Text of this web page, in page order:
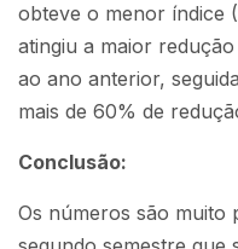
obteve o menor índice
atingiu a maior
ao ano anterior,
mais de 60% de
Conclusão:
Os números são muito